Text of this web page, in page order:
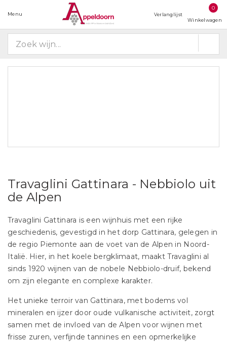
Menu Verlanglijst
0
Winkelwagen
Travaglini Gattinara - Nebbiolo uit
de Alpen
Travaglini Gattinara is een wijnhuis met een rijke
geschiedenis, gevestigd in het dorp Gattinara, gelegen in
de regio Piemonte aan de voet van de Alpen in Noord-
Italië. Hier, in het koele bergklimaat, maakt Travaglini al
sinds 1920 wijnen van de nobele Nebbiolo-druif, bekend
om zijn elegante en complexe karakter.
Het unieke terroir van Gattinara, met bodems vol
mineralen en ijzer door oude vulkanische activiteit, zorgt
samen met de invloed van de Alpen voor wijnen met
frisse zuren, verfijnde tannines en een opmerkelijke